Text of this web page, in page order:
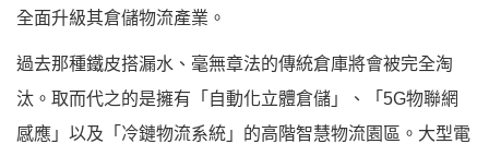
全面升級其倉儲物流產業。
過去那種鐵皮搭漏水、毫無章法的傳統倉庫將會被完全淘
汰。取而代之的是擁有「自動化立體倉儲」、「5G物聯網
感應」以及「冷鏈物流系統」的高階智慧物流園區。大型電